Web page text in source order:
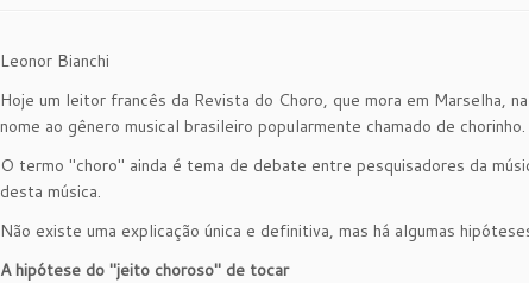
Leonor Bianchi
Hoje um leitor francês da Revista do Choro, que mora em Marselha,
nome ao gênero musical brasileiro popularmente chamado de chorinho.
O termo "choro" ainda é tema de debate entre pesquisadores da
desta música.
Não existe uma explicação única e definitiva, mas há algumas
A hipótese do "jeito choroso" de tocar